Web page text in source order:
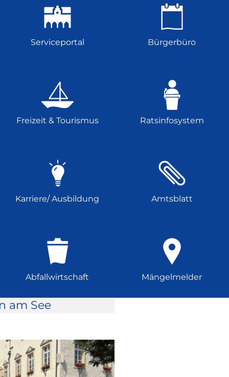
Serviceportal Bürgerbüro
Freizeit & Tourismus Ratsinfosystem
Karriere/ Ausbildung Amtsblatt
Abfallwirtschaft Mängelmelder
am See